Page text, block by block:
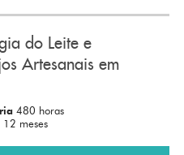
do Leite e
Artesanais em
480 horas
12 meses